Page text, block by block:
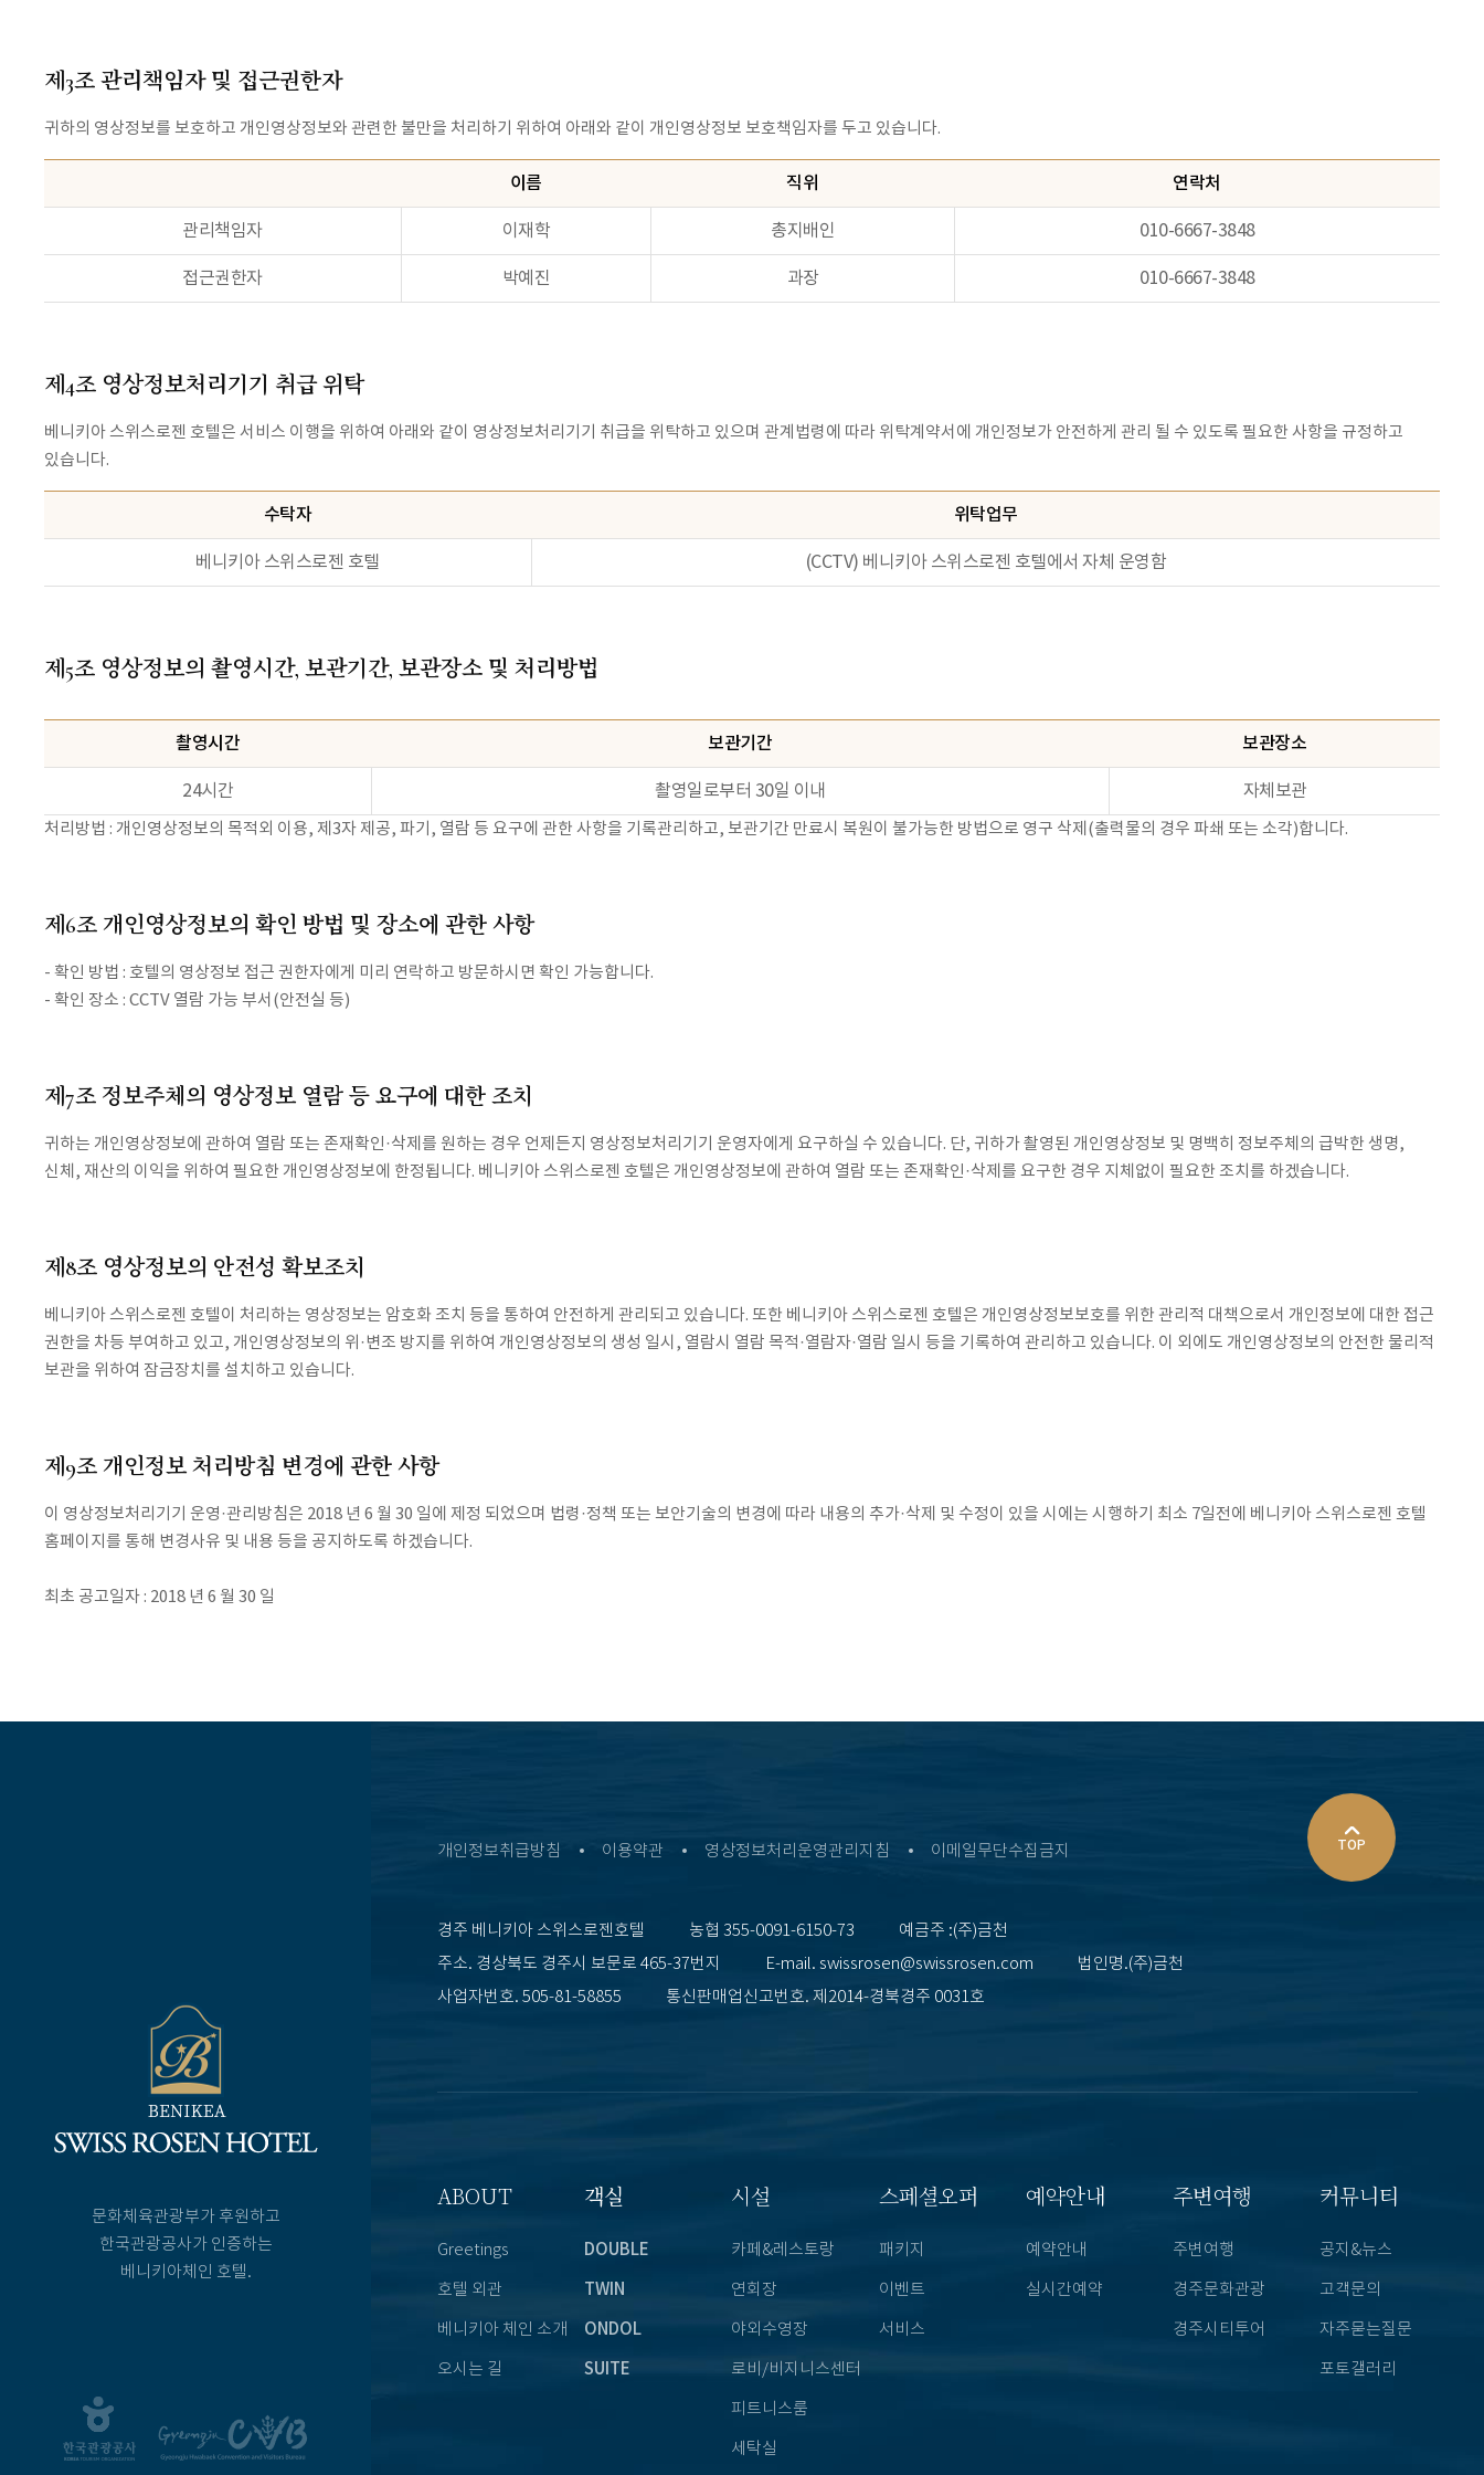
제3조 관리책임자 및 접근권한자
귀하의 영상정보를 보호하고 개인영상정보와 관련한 불만을 처리하기 위하여 아래와 같이 개인영상정보 보호책임자를 두고 있습니다.
이름 직위 연락처
관리책임자 이재학 총지배인 010-6667-3848
접근권한자 박예진 과장 010-6667-3848
제4조 영상정보처리기기 취급 위탁
베니키아 스위스로젠 호텔은 서비스 이행을 위하여 아래와 같이 영상정보처리기기 취급을 위탁하고 있으며 관계법령에 따라 위탁계약서에 개인정보가 안전하게 관리 될 수 있도록 필요한 사항을 규정하고
있습니다.
수탁자 위탁업무
베니키아 스위스로젠 호텔 (CCTV) 베니키아 스위스로젠 호텔에서 자체 운영함
제5조 영상정보의 촬영시간, 보관기간, 보관장소 및 처리방법
촬영시간 보관기간 보관장소
24시간 촬영일로부터 30일 이내 자체보관
처리방법 : 개인영상정보의 목적외 이용, 제3자 제공, 파기, 열람 등 요구에 관한 사항을 기록관리하고, 보관기간 만료시 복원이 불가능한 방법으로 영구 삭제(출력물의 경우 파쇄 또는 소각)합니다.
제6조 개인영상정보의 확인 방법 및 장소에 관한 사항
- 확인 방법 : 호텔의 영상정보 접근 권한자에게 미리 연락하고 방문하시면 확인 가능합니다.
- 확인 장소 : CCTV 열람 가능 부서(안전실 등)
제7조 정보주체의 영상정보 열람 등 요구에 대한 조치
귀하는 개인영상정보에 관하여 열람 또는 존재확인·삭제를 원하는 경우 언제든지 영상정보처리기기 운영자에게 요구하실 수 있습니다. 단, 귀하가 촬영된 개인영상정보 및 명백히 정보주체의 급박한 생명,
신체, 재산의 이익을 위하여 필요한 개인영상정보에 한정됩니다. 베니키아 스위스로젠 호텔은 개인영상정보에 관하여 열람 또는 존재확인·삭제를 요구한 경우 지체없이 필요한 조치를 하겠습니다.
제8조 영상정보의 안전성 확보조치
베니키아 스위스로젠 호텔이 처리하는 영상정보는 암호화 조치 등을 통하여 안전하게 관리되고 있습니다. 또한 베니키아 스위스로젠 호텔은 개인영상정보보호를 위한 관리적 대책으로서 개인정보에 대한 접근
권한을 차등 부여하고 있고, 개인영상정보의 위·변조 방지를 위하여 개인영상정보의 생성 일시, 열람시 열람 목적·열람자·열람 일시 등을 기록하여 관리하고 있습니다. 이 외에도 개인영상정보의 안전한 물리적
보관을 위하여 잠금장치를 설치하고 있습니다.
제9조 개인정보 처리방침 변경에 관한 사항
이 영상정보처리기기 운영·관리방침은 2018 년 6 월 30 일에 제정 되었으며 법령·정책 또는 보안기술의 변경에 따라 내용의 추가·삭제 및 수정이 있을 시에는 시행하기 최소 7일전에 베니키아 스위스로젠 호텔
홈페이지를 통해 변경사유 및 내용 등을 공지하도록 하겠습니다.
최초 공고일자 : 2018 년 6 월 30 일
TOP
문화체육관광부가 후원하고
한국관광공사가 인증하는
베니키아체인 호텔.
개인정보취급방침 이용약관 영상정보처리운영관리지침 이메일무단수집금지
경주 베니키아 스위스로젠호텔 농협 355-0091-6150-73
예금주 :(주)금천
주소. 경상북도 경주시 보문로 465-37번지
E-mail. swissrosen@swissrosen.com
법인명.(주)금천
사업자번호. 505-81-58855
통신판매업신고번호. 제2014-경북경주 0031호
ABOUT
Greetings
호텔 외관
베니키아 체인 소개
오시는 길
객실
DOUBLE
TWIN
ONDOL
SUITE
시설
카페&레스토랑
연회장
야외수영장
로비/비지니스센터
피트니스룸
세탁실
스페셜오퍼
패키지
이벤트
서비스
예약안내
예약안내
실시간예약
주변여행
주변여행
경주문화관광
경주시티투어
커뮤니티
공지&뉴스
고객문의
자주묻는질문
포토갤러리